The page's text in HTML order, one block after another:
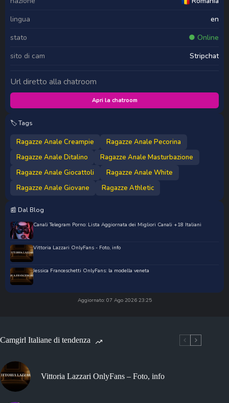
lingua
en
stato
● Online
sito di cam
Stripchat
Url diretto alla chatroom
Apri la chatroom
🏷️ Tags
Ragazze Anale Creampie
Ragazze Anale Pecorina
Ragazze Anale Ditalino
Ragazze Anale Masturbazione
Ragazze Anale Giocattoli
Ragazze Anale White
Ragazze Anale Giovane
Ragazze Athletic
📰 Dal Blog
Canali Telegram Porno: Lista Aggiornata dei Migliori Canali +18 Italiani
Vittoria Lazzari OnlyFans - Foto, info
Jessica Franceschetti OnlyFans: la modella veneta
Aggiornato: 07 Ago 2026 23:25
Camgirl Italiane di tendenza
Vittoria Lazzari OnlyFans – Foto, info